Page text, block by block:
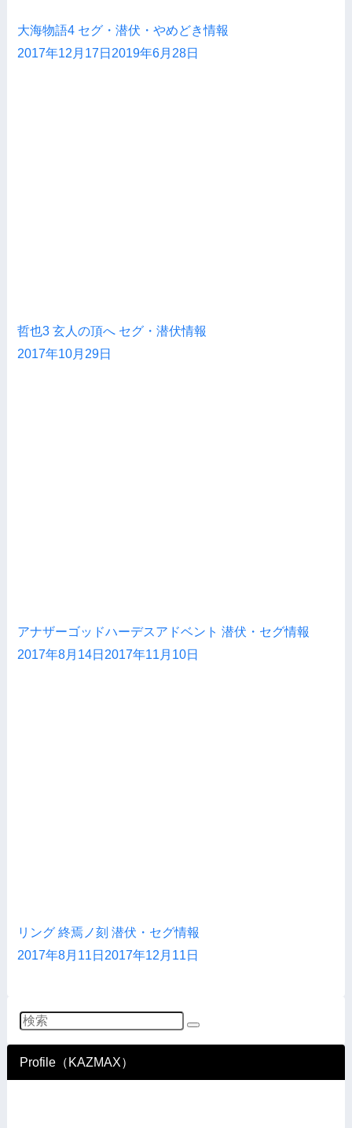
大海物語4 セグ・潜伏・やめどき情報
2017年12月17日 2019年6月28日
哲也3 玄人の頂へ セグ・潜伏情報
2017年10月29日
アナザーゴッドハーデスアドベント 潜伏・セグ情報
2017年8月14日 2017年11月10日
リング 終焉ノ刻 潜伏・セグ情報
2017年8月11日 2017年12月11日
Profile（KAZMAX）